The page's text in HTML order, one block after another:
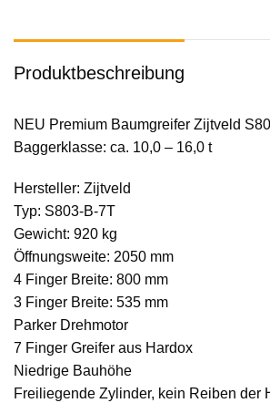
Produktbeschreibung
NEU Premium Baumgreifer Zijtveld
Baggerklasse: ca. 10,0 – 16,0 t
Hersteller: Zijtveld
Typ: S803-B-7T
Gewicht: 920 kg
Öffnungsweite: 2050 mm
4 Finger Breite: 800 mm
3 Finger Breite: 535 mm
Parker Drehmotor
7 Finger Greifer aus Hardox
Niedrige Bauhöhe
Freiliegende Zylinder, kein Reiben der